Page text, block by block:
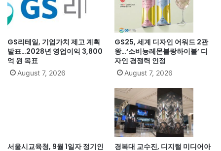
GS리테일, 기업가치 제고 계획
발표…2028년 영업이익 3,800
억 원 목표
August 7, 2026
GS25, 세계 디자인 어워드 2관
왕…‘소비뇽레몬블랑하이볼’ 디
자인 경쟁력 인정
August 7, 2026
서울시교육청, 9월 1일자 정기인 경복대 교수진, 디지털 미디어아